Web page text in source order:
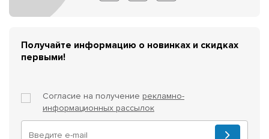
Получайте информацию о новинках и скидках
первыми!
Согласие на получение рекламно-
информационных рассылок